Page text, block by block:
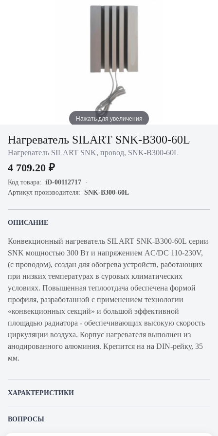
Нажать для увеличения
Нагреватель SILART SNK-B300-60L
Нагреватель SILART SNK, провод, SNK-B300-60L
4 709.20 ₽
Код товара: iD-00112717
Артикул производителя: SNK-B300-60L
ОПИСАНИЕ
Конвекционный нагреватель SILART SNK-B300-60L серии
SNK мощностью 300 Вт и напряжением AC/DC 110-230V,
(с проводом), создан для обогрева устройств, работающих
при низких температурах в суровых климатических
условиях. Повышенная теплоотдача обеспечена формой
профиля, разработанной с применением технологии
«конвекционных секций» и большой эффективной
площадью радиатора - обеспечивающих высокую скорость
циркуляции воздуха. Корпус нагревателя выполнен из
анодированного алюминия. Крепится на на DIN-рейку, 35
мм.
ХАРАКТЕРИСТИКИ
ВОПРОСЫ